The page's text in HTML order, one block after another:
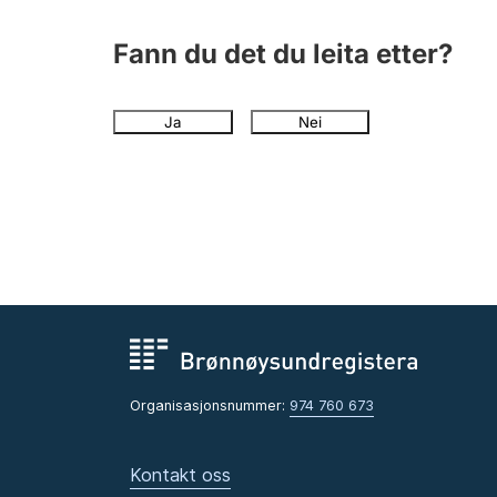
Fann du det du leita etter?
Ja Nei
Organisasjonsnummer: 974 760 673
Kontakt oss